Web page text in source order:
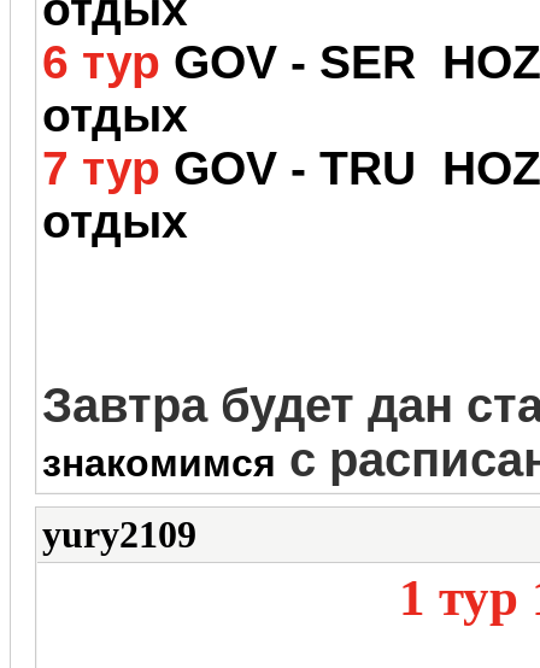
6 тур GOV - SER
отдых
7 тур GOV - TRU
отдых
Завтра будет дан
знакомимся с
yury2109
1 тур